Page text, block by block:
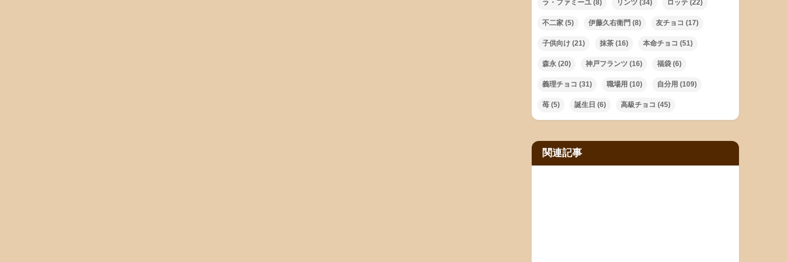
ラ・ファミーユ (8) リンツ (34) ロッテ (22)
不二家 (5) 伊藤久右衛門 (8) 友チョコ (17)
子供向け (21) 抹茶 (16) 本命チョコ (51)
森永 (20) 神戸フランツ (16) 福袋 (6)
義理チョコ (31) 職場用 (10) 自分用 (109)
苺 (5) 誕生日 (6) 高級チョコ (45)
関連記事